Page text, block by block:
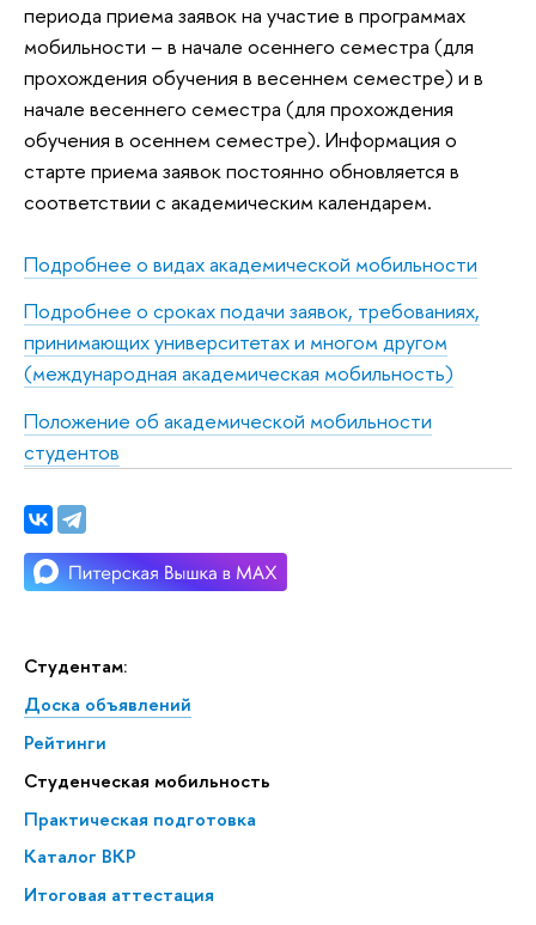
Студентам:
Доска объявлений
Рейтинги
Студенческая мобильность
Практическая подготовка
Каталог ВКР
Итоговая аттестация
периода приема заявок на участие в программах
мобильности – в начале осеннего семестра (для
прохождения обучения в весеннем семестре) и в
начале весеннего семестра (для прохождения
обучения в осеннем семестре). Информация о
старте приема заявок постоянно обновляется в
соответствии с академическим календарем.
Подробнее о видах академической мобильности
Подробнее о сроках подачи заявок, требованиях,
принимающих университетах и многом другом
(международная академическая мобильность)
Положение об академической мобильности
студентов